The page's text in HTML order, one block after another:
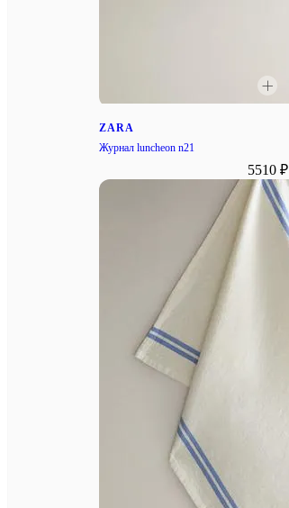
ZARA
Журнал luncheon n21
5510 ₽